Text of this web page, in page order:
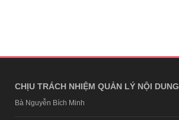
CHỊU TRÁCH NHIỆM QUẢN LÝ NỘI DUNG
Bà Nguyễn Bích Minh